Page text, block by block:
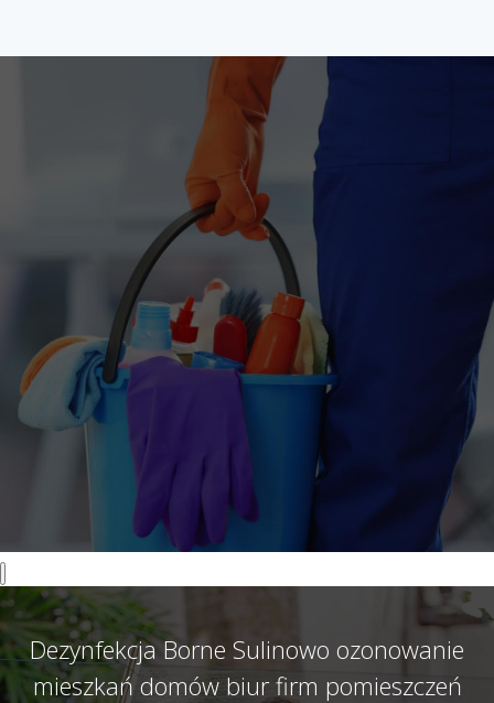
Dezynfekcja Borne Sulinowo ozonowanie
mieszkań domów biur firm pomieszczeń